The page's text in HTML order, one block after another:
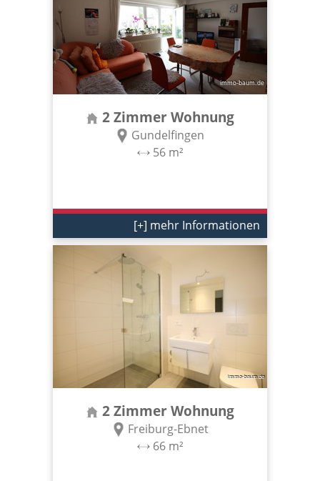
2 Zimmer Wohnung
Gundelfingen
56 m²
[+] mehr Informationen
2 Zimmer Wohnung
Freiburg-Ebnet
66 m²